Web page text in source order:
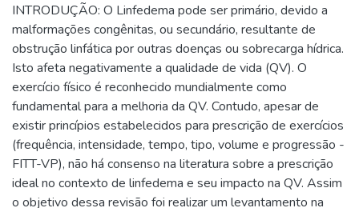
INTRODUÇÃO: O Linfedema pode ser primário, devido a
malformações congênitas, ou secundário, resultante de
obstrução linfática por outras doenças ou sobrecarga hídrica.
Isto afeta negativamente a qualidade de vida (QV). O
exercício físico é reconhecido mundialmente como
fundamental para a melhoria da QV. Contudo, apesar de
existir princípios estabelecidos para prescrição de exercícios
(frequência, intensidade, tempo, tipo, volume e progressão -
FITT-VP), não há consenso na literatura sobre a prescrição
ideal no contexto de linfedema e seu impacto na QV. Assim
o objetivo dessa revisão foi realizar um levantamento na